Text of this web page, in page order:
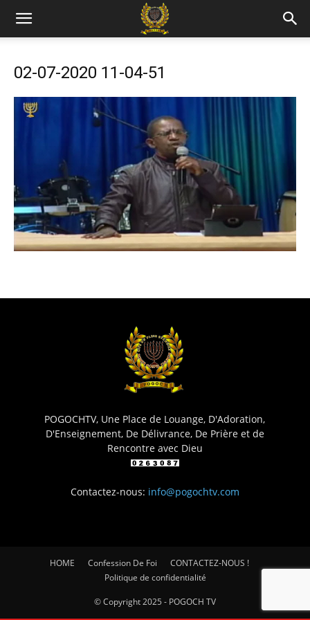
02-07-2020 11-04-51
POGOCHTV, Une Place de Louange, D'Adoration,
D'Enseignement, De Délivrance, De Prière et de
Rencontre avec Dieu
Contactez-nous: info@pogochtv.com
HOME Confession De Foi
CONTACTEZ-NOUS !
Politique de confidentialité
© Copyright 2025 - POGOCH TV